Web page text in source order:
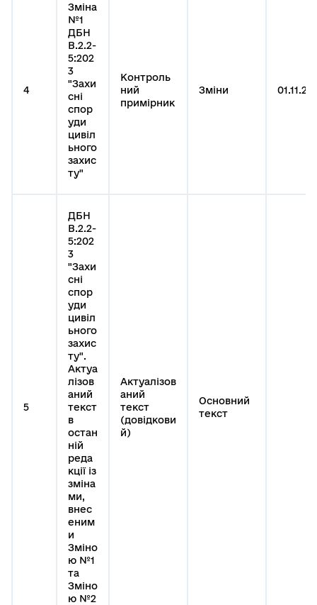
4
Зміна
№1
ДБН
В.2.2-
5:202
3
"Захи
сні
спор
уди
цивіл
ьного
захис
ту"
Контроль
ний
примірник
Зміни
5
ДБН
В.2.2-
5:202
3
"Захи
сні
спор
уди
цивіл
ьного
захис
ту".
Актуа
лізов
аний
текст
в
остан
ній
реда
кції із
зміна
ми,
внес
еним
и
Зміно
ю №1
та
Зміно
ю №2
Актуалізов
аний
текст
(довідкови
й)
Основний
текст